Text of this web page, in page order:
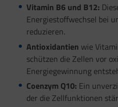
Vitamin B6 und B12:
Energiestoffwechsel bei
reduzieren.
Antioxidantien wie
schützen die Zellen vor
Energiegewinnung
Coenzym Q10: Ein
der die Zellfunktionen